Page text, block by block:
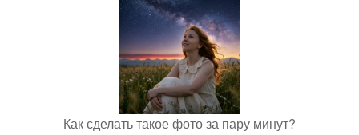
Как сделать такое фото за пару минут?